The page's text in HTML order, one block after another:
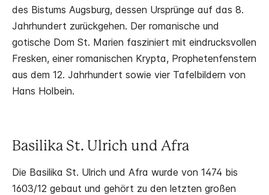
des Bistums Augsburg, dessen Ursprünge auf das 8.
Jahrhundert zurückgehen. Der romanische und
gotische Dom St. Marien fasziniert mit eindrucksvollen
Fresken, einer romanischen Krypta, Prophetenfenstern
aus dem 12. Jahrhundert sowie vier Tafelbildern von
Hans Holbein.
Basilika St. Ulrich und Afra
Die Basilika St. Ulrich und Afra wurde von 1474 bis
1603/12 gebaut und gehört zu den letzten großen